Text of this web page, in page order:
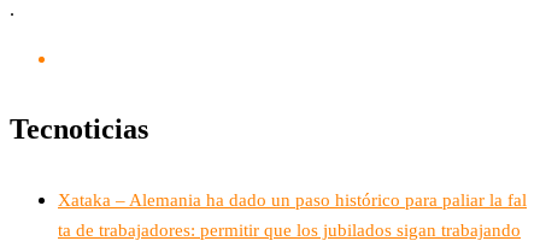
.
Tecnoticias
Xataka – Alemania ha dado un paso histórico para paliar la fal
ta de trabajadores: permitir que los jubilados sigan trabajando